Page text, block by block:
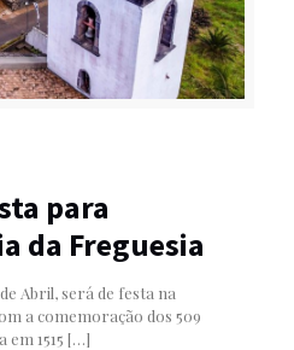
para
da Freguesia
Abril, será de festa na
a comemoração dos 509
1515 […]